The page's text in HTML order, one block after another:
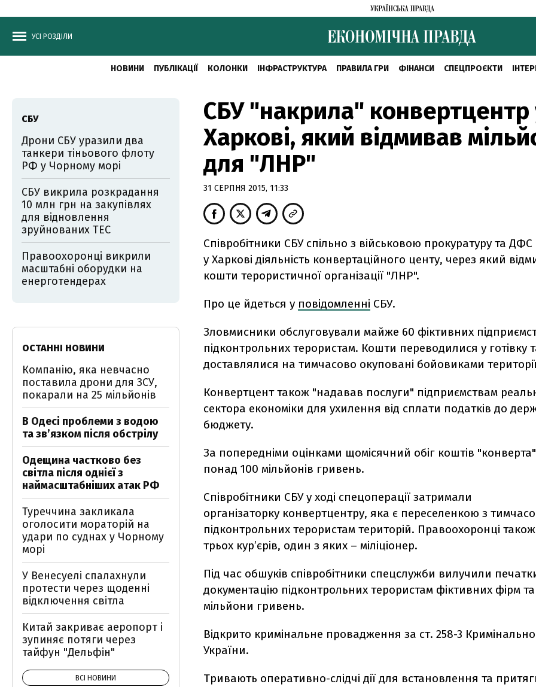
УСІ РОЗДІЛИ
НОВИНИ ПУБЛІКАЦІЇ КОЛОНКИ ІНФРАСТРУКТУРА ПРАВИЛА ГРИ ФІНАНСИ СПЕЦПРОЄКТИ
СБУ "накрила" конвертцентр
Харкові, який відмивав
для "ЛНР"
31 СЕРПНЯ 2015, 11:33
Співробітники СБУ спільно з військовою прокуратуру та
у Харкові діяльність конвертаційного центу, через який
кошти терористичної організації "ЛНР".
Про це йдеться у повідомленні СБУ.
Зловмисники обслуговували майже 60 фіктивних
підконтрольних терористам. Кошти переводилися у готівку
доставлялися на тимчасово окуповані бойовиками
Конвертцент також "надавав послуги" підприємствам
сектора економіки для ухилення від сплати податків до
бюджету.
За попередніми оцінками щомісячний обіг коштів
понад 100 мільйонів гривень.
Співробітники СБУ у ході спецоперації затримали
організаторку конвертцентру, яка є переселенкою з
підконтрольних терористам територій. Правоохоронці
трьох кур’єрів, один з яких – міліціонер.
Під час обшуків співробітники спецслужби вилучили
документацію підконтрольних терористам фіктивних фірм
мільйони гривень.
Відкрито кримінальне провадження за ст. 258-3
України.
Тривають оперативно-слідчі дії для встановлення та
СБУ
Дрони СБУ уразили два
танкери тіньового флоту
РФ у Чорному морі
СБУ викрила розкрадання
10 млн грн на закупівлях
для відновлення
зруйнованих ТЕС
Правоохоронці викрили
масштабні оборудки на
енерготендерах
ОСТАННІ НОВИНИ
Компанію, яка невчасно
поставила дрони для ЗСУ,
покарали на 25 мільйонів
В Одесі проблеми з водою
та звʼязком після обстрілу
Одещина частково без
світла після однієї з
наймасштабніших атак РФ
Туреччина закликала
оголосити мораторій на
удари по суднах у Чорному
морі
У Венесуелі спалахнули
протести через щоденні
відключення світла
Китай закриває аеропорт і
зупиняє потяги через
тайфун "Дельфін"
ВСІ НОВИНИ